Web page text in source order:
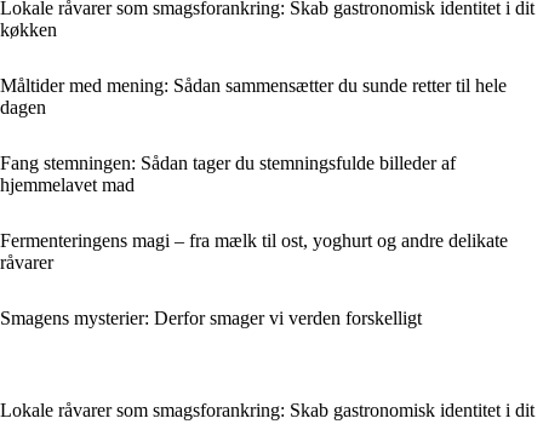
Lokale råvarer som smagsforankring: Skab gastronomisk identitet i dit
køkken
Måltider med mening: Sådan sammensætter du sunde retter til hele
dagen
Fang stemningen: Sådan tager du stemningsfulde billeder af
hjemmelavet mad
Fermenteringens magi – fra mælk til ost, yoghurt og andre delikate
råvarer
Smagens mysterier: Derfor smager vi verden forskelligt
Lokale råvarer som smagsforankring: Skab gastronomisk identitet i dit